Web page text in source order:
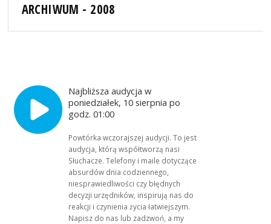
ARCHIWUM - 2008
Najbliższa audycja w
poniedziałek, 10 sierpnia po
godz. 01:00
Powtórka wczorajszej audycji. To jest
audycja, którą współtworzą nasi
Słuchacze. Telefony i maile dotyczące
absurdów dnia codziennego,
niesprawiedliwości czy błędnych
decyzji urzędników, inspirują nas do
reakcji i czynienia życia łatwiejszym.
Napisz do nas lub zadzwoń, a my